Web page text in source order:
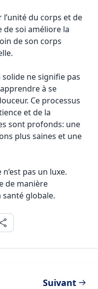
du corps et de
de soi améliore la
de son corps
ne signifie pas
à se
Ce processus
et de la
sont profonds: une
plus saines et une
pas un luxe.
de manière
globale.
Suivant